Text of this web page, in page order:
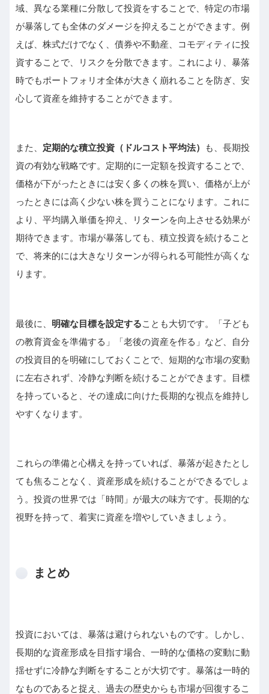
域、異なる業種に分散して投資をすることで、特定の市場
が暴落しても全体のダメージを抑えることができます。例
えば、株式だけでなく、債券や不動産、コモディティに投
資することで、リスクを分散できます。これにより、暴落
時でもポートフォリオ全体が大きく崩れることを防ぎ、安
心して資産を維持することができます。
また、 定期的な積立投資（ドルコスト平均法）
も、長期投
資の有効な戦略です。定期的に一定額を投資することで、
価格が下がったときには安く多くの株を買い、価格が上が
ったときには高く少ない株を買うことになります。これに
より、平均購入単価を抑え、リターンを向上させる効果が
期待できます。市場が暴落しても、積立投資を続けること
で、将来的には大きなリターンが得られる可能性が高くな
ります。
最後に、 明確な目標を設定することも大切です。「子ども
の教育資金を準備する」「老後の資産を作る」など、自分
の投資目的を明確にしておくことで、短期的な市場の変動
に左右されず、冷静な判断を続けることができます。目標
を持っていると、その達成に向けた長期的な視点を維持し
やすくなります。
これらの準備と心構えを持っていれば、暴落が起きたとし
ても焦ることなく、資産形成を続けることができるでしょ
う。投資の世界では「時間」が最大の味方です。長期的な
視野を持って、着実に資産を増やしていきましょう。
まとめ
投資においては、暴落は避けられないものです。しかし、
長期的な資産形成を目指す場合、一時的な価格の変動に動
揺せずに冷静な判断をすることが大切です。暴落は一時的
なものであると捉え、過去の歴史からも市場が回復するこ